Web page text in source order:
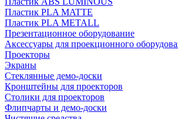
Пластик PLA MATTE
Пластик PLA METALL
Презентационное оборудование
Аксессуары для проекционного
Проекторы
Экраны
Стеклянные демо-доски
Кронштейны для проекторов
Столики для проекторов
Флипчарты и демо-доски